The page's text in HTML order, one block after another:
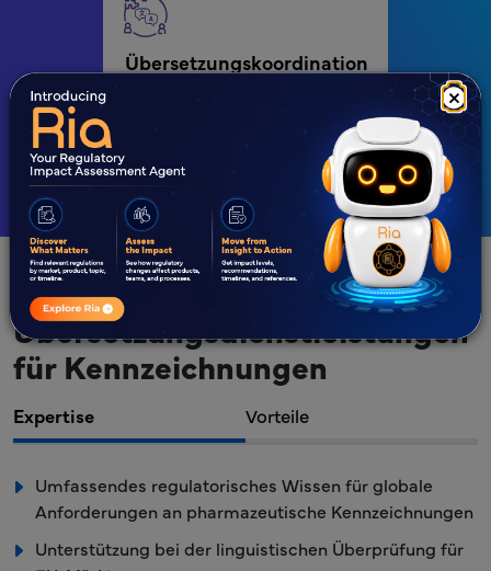
×
Übersetzungskoordination
Übersetzungsdienstleistungen
für Kennzeichnungen
Expertise Vorteile
Umfassendes regulatorisches Wissen für globale
Anforderungen an pharmazeutische Kennzeichnungen
Unterstützung bei der linguistischen Überprüfung für